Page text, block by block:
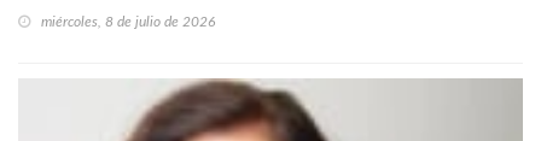
miércoles, 8 de julio de 2026